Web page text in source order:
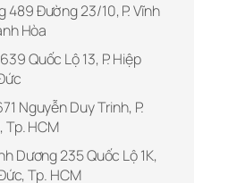
489 Đường 23/10, P. Vĩnh
Hòa
Quốc Lộ 13, P. Hiệp
Nguyễn Duy Trinh, P.
Tp. HCM
Dương 235 Quốc Lộ 1K,
Tp. HCM